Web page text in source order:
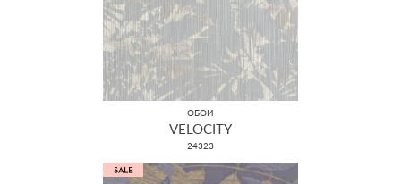
ОБОИ
VELOCITY
24323